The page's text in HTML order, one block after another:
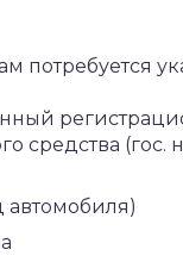
потребуется
средства (гос.
автомобиля)